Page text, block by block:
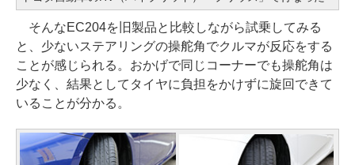
そんなEC204を旧製品と比較しながら試乗してみる
と、少ないステアリングの操舵角でクルマが反応をする
ことが感じられる。おかげで同じコーナーでも操舵角は
少なく、結果としてタイヤに負担をかけずに旋回できて
いることが分かる。